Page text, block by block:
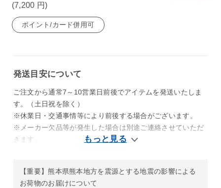
(7,200 円)
ポイント/カード併用可
発送目安について
ご注文から通常7～10営業日前後でアイテムを発送いたしま
す。（土日祝を除く）
※休業日・交通事情等により前後する場合がございます。
※メーカー欠品等が発生した場合は別途ご連絡させていただ
きます。
【重要】熊本県熊本地方を震源とする地震の影響による
お荷物のお届けについて